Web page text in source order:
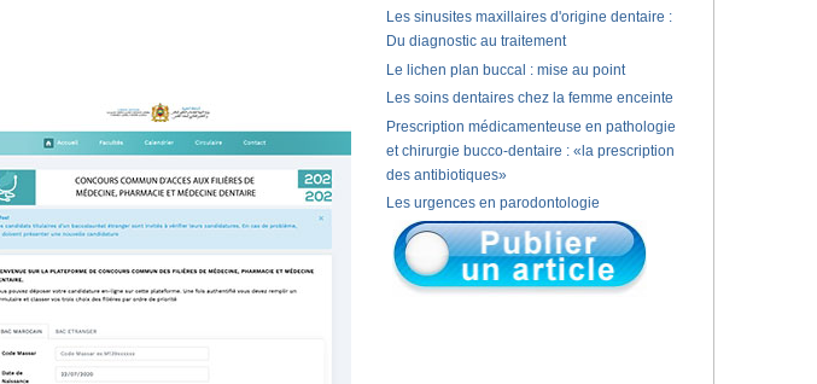
Les sinusites maxillaires d'origine dentaire :
Du diagnostic au traitement
Le lichen plan buccal : mise au point
Les soins dentaires chez la femme enceinte
Prescription médicamenteuse en pathologie
et chirurgie bucco-dentaire : «la prescription
des antibiotiques»
Les urgences en parodontologie